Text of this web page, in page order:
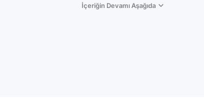
İçeriğin Devamı Aşağıda